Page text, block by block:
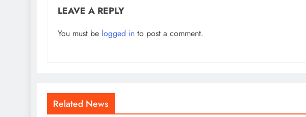
LEAVE A REPLY
You must be logged in to post a comment.
Related News